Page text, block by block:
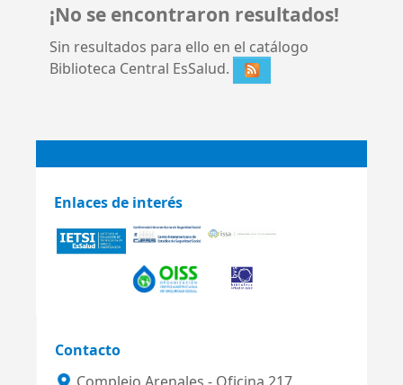
¡No se encontraron resultados!
Sin resultados para ello en el catálogo
Biblioteca Central EsSalud.
Enlaces de interés
Contacto